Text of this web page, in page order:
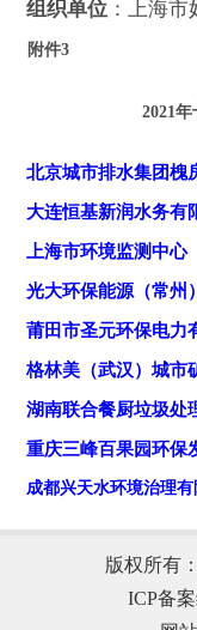
案例名称
案例名称：皖江
组织单位：安徽
案例名称：“百万
动
组织单位：上海
附件3
2021年
北京城市排水集团槐
大连恒基新润水务有
上海市环境监测中心
光大环保能源（常州
莆田市圣元环保电力
格林美（武汉）城市
湖南联合餐厨垃圾处
重庆三峰百果园环保
成都兴天水环境治理有
版权所有
ICP备